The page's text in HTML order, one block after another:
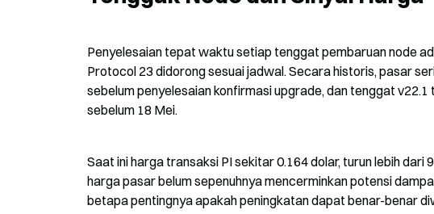
Penyelesaian tepat waktu setiap tenggat pembaruan node
Protocol 23 didorong sesuai jadwal. Secara historis, pasar
sebelum penyelesaian konfirmasi upgrade, dan tenggat
sebelum 18 Mei.
Saat ini harga transaksi PI sekitar 0.164 dolar, turun lebih
harga pasar belum sepenuhnya mencerminkan potensi
betapa pentingnya apakah peningkatan dapat benar-benar